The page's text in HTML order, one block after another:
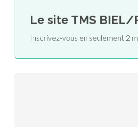
Le site TMS BIEL/
Inscrivez-vous en seulement 2